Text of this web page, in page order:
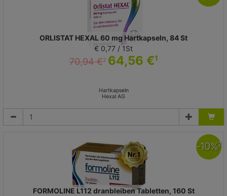
ORLISTAT HEXAL 60 mg Hartkapseln, 84 St
€ 0,77 / 1St
70,94 €2 64,56 €1
Hartkapseln
Hexal AG
FORMOLINE L112 dranbleiben Tabletten, 160 St
-10%2